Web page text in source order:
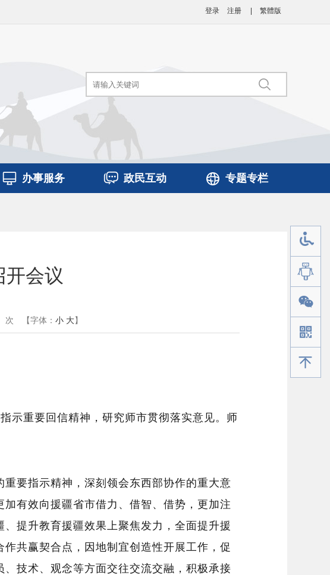
登录 注册 繁體版
办事服务 政民互动 专题专栏
开会议
次 【字体： 小 大】
指示重要回信精神 ， 研究师市贯彻落实意见。师
要指示精神， 深刻领会东西部协作的重大意
有效向援疆省市借力、借智、借势，更加注
提升教育援疆效果上聚焦发力，全面提升援
共赢契合点，因地制宜创造性开展工作，促
技术、观念等方面交往交流交融，积极承接
手机版